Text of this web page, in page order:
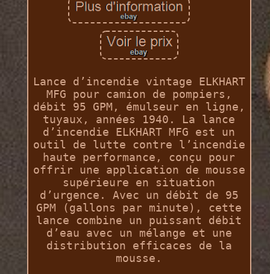
Lance d’incendie vintage ELKHART
MFG pour camion de pompiers,
débit 95 GPM, émulseur en ligne,
tuyaux, années 1940. La lance
d’incendie ELKHART MFG est un
outil de lutte contre l’incendie
haute performance, conçu pour
offrir une application de mousse
supérieure en situation
d’urgence. Avec un débit de 95
GPM (gallons par minute), cette
lance combine un puissant débit
d’eau avec un mélange et une
distribution efficaces de la
mousse.